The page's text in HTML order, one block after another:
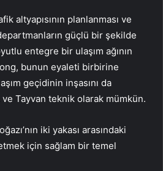
altyapısının planlanması ve
güçlü bir şekilde
entegre bir ulaşım ağının
bunun eyaleti birbirine
geçidinin inşasını da
ve Tayvan teknik olarak mümkün.
iki yakası arasındaki
için sağlam bir temel